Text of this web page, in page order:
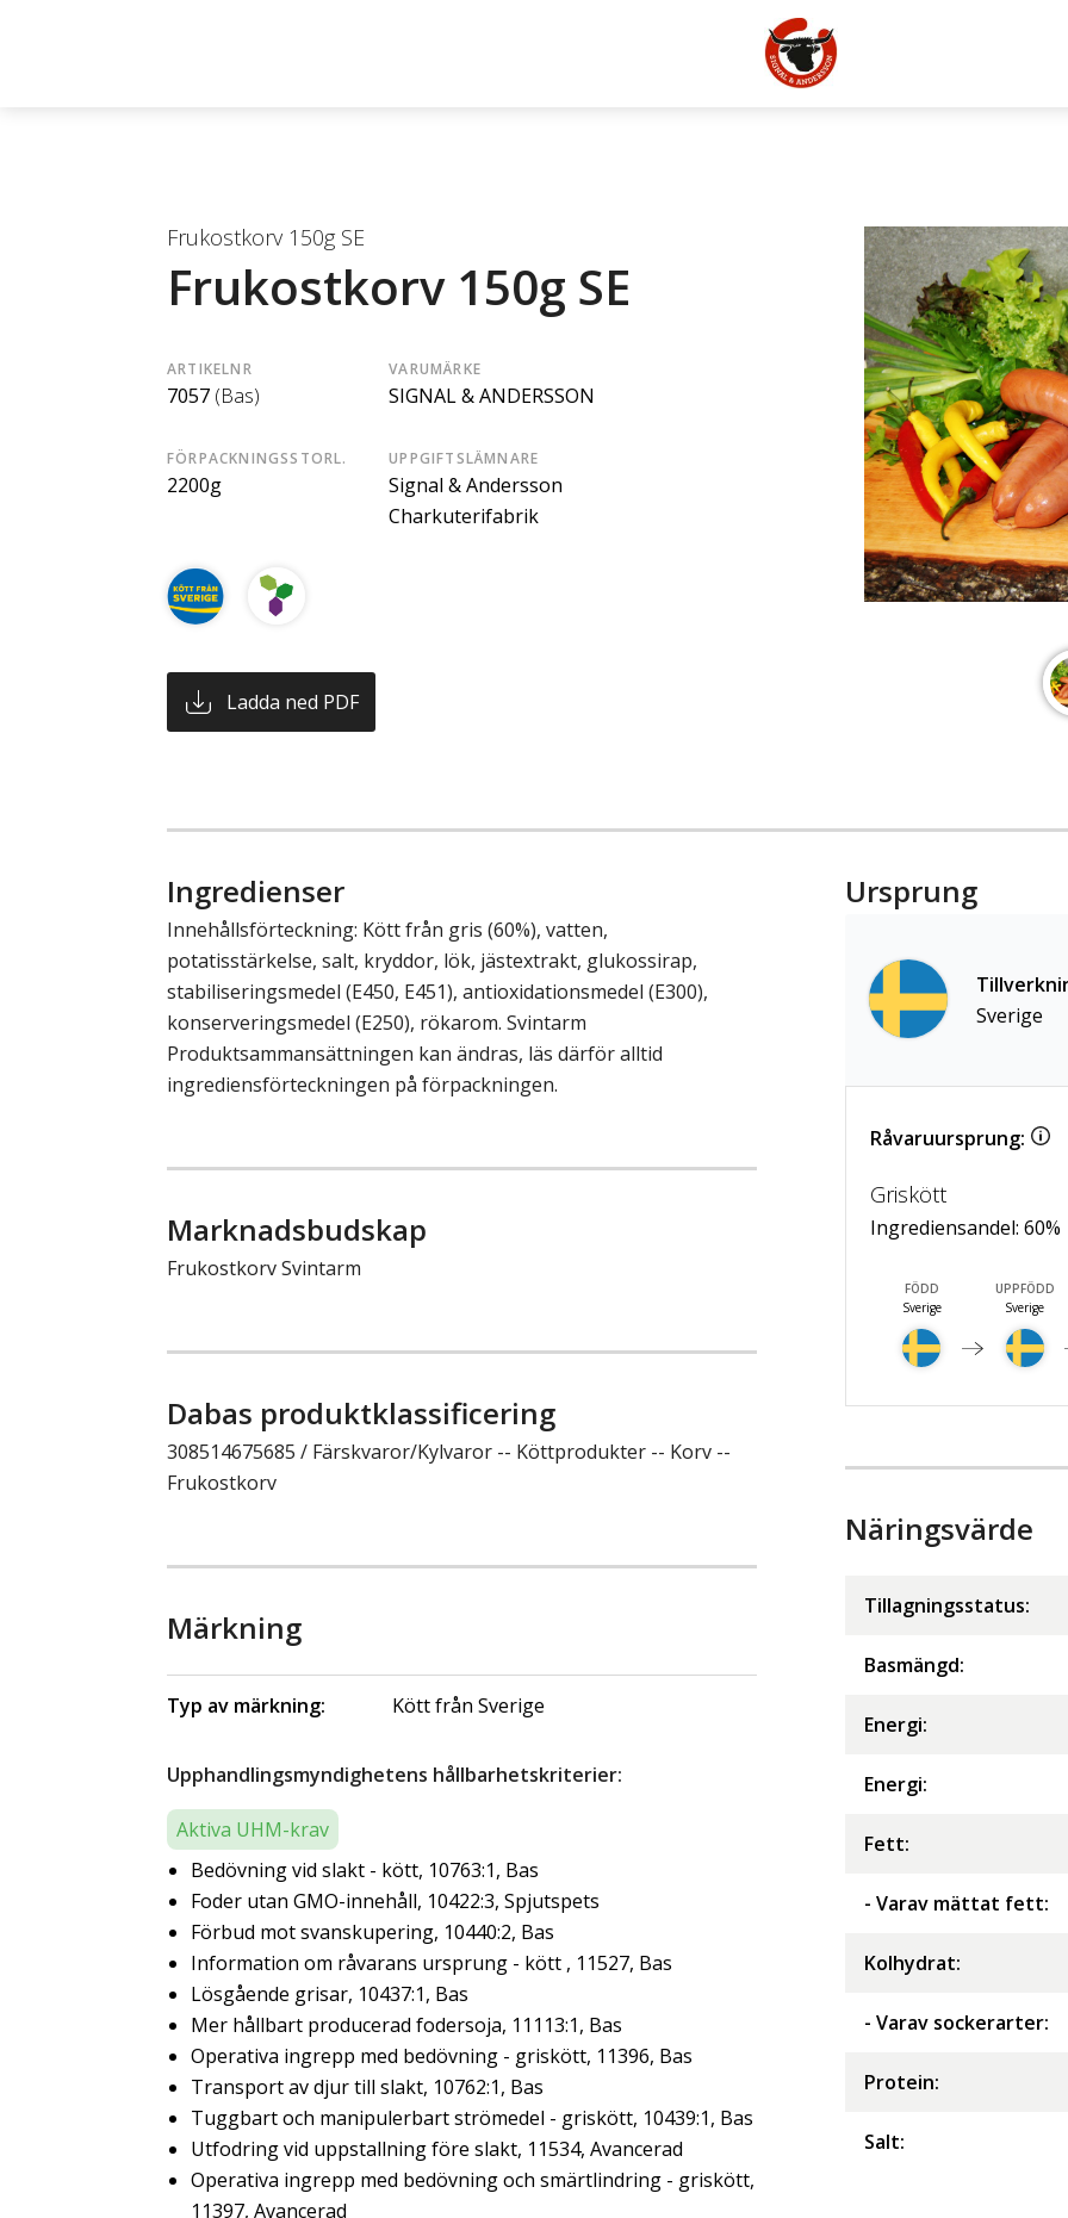
Frukostkorv 150g SE
Frukostkorv 150g SE
ARTIKELNR
7057 (Bas)
VARUMÄRKE
SIGNAL & ANDERSSON
FÖRPACKNINGSSTORL.
2200g
UPPGIFTSLÄMNARE
Signal & Andersson
Charkuterifabrik
Ladda ned PDF
Ingredienser
Innehållsförteckning: Kött från gris (60%), vatten,
potatisstärkelse, salt, kryddor, lök, jästextrakt, glukossirap,
stabiliseringsmedel (E450, E451), antioxidationsmedel (E300),
konserveringsmedel (E250), rökarom. Svintarm
Produktsammansättningen kan ändras, läs därför alltid
ingrediensförteckningen på förpackningen.
Marknadsbudskap
Frukostkorv Svintarm
Dabas produktklassificering
308514675685 / Färskvaror/Kylvaror -- Köttprodukter -- Korv --
Frukostkorv
Märkning
Typ av märkning: Kött från Sverige
Upphandlingsmyndighetens hållbarhetskriterier:
Aktiva UHM-krav
Bedövning vid slakt - kött, 10763:1, Bas
Foder utan GMO-innehåll, 10422:3, Spjutspets
Förbud mot svanskupering, 10440:2, Bas
Information om råvarans ursprung - kött , 11527, Bas
Lösgående grisar, 10437:1, Bas
Mer hållbart producerad fodersoja, 11113:1, Bas
Operativa ingrepp med bedövning - griskött, 11396, Bas
Transport av djur till slakt, 10762:1, Bas
Tuggbart och manipulerbart strömedel - griskött, 10439:1, Bas
Utfodring vid uppstallning före slakt, 11534, Avancerad
Operativa ingrepp med bedövning och smärtlindring - griskött,
11397, Avancerad
Ursprung
Sverige
Råvaruursprung:
Griskött
Ingrediensandel: 60%
FÖDD
Sverige
UPPFÖDD
Sverige
Näringsvärde
Tillagningsstatus:
Basmängd:
Energi:
Energi:
Fett:
- Varav mättat fett:
Kolhydrat:
- Varav sockerarter:
Protein:
Salt: